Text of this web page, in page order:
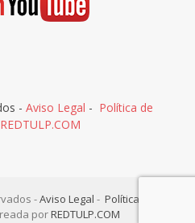
- Aviso Legal - Política de
REDTULP.COM
-Aviso Legal - Política de
porREDTULP.COM